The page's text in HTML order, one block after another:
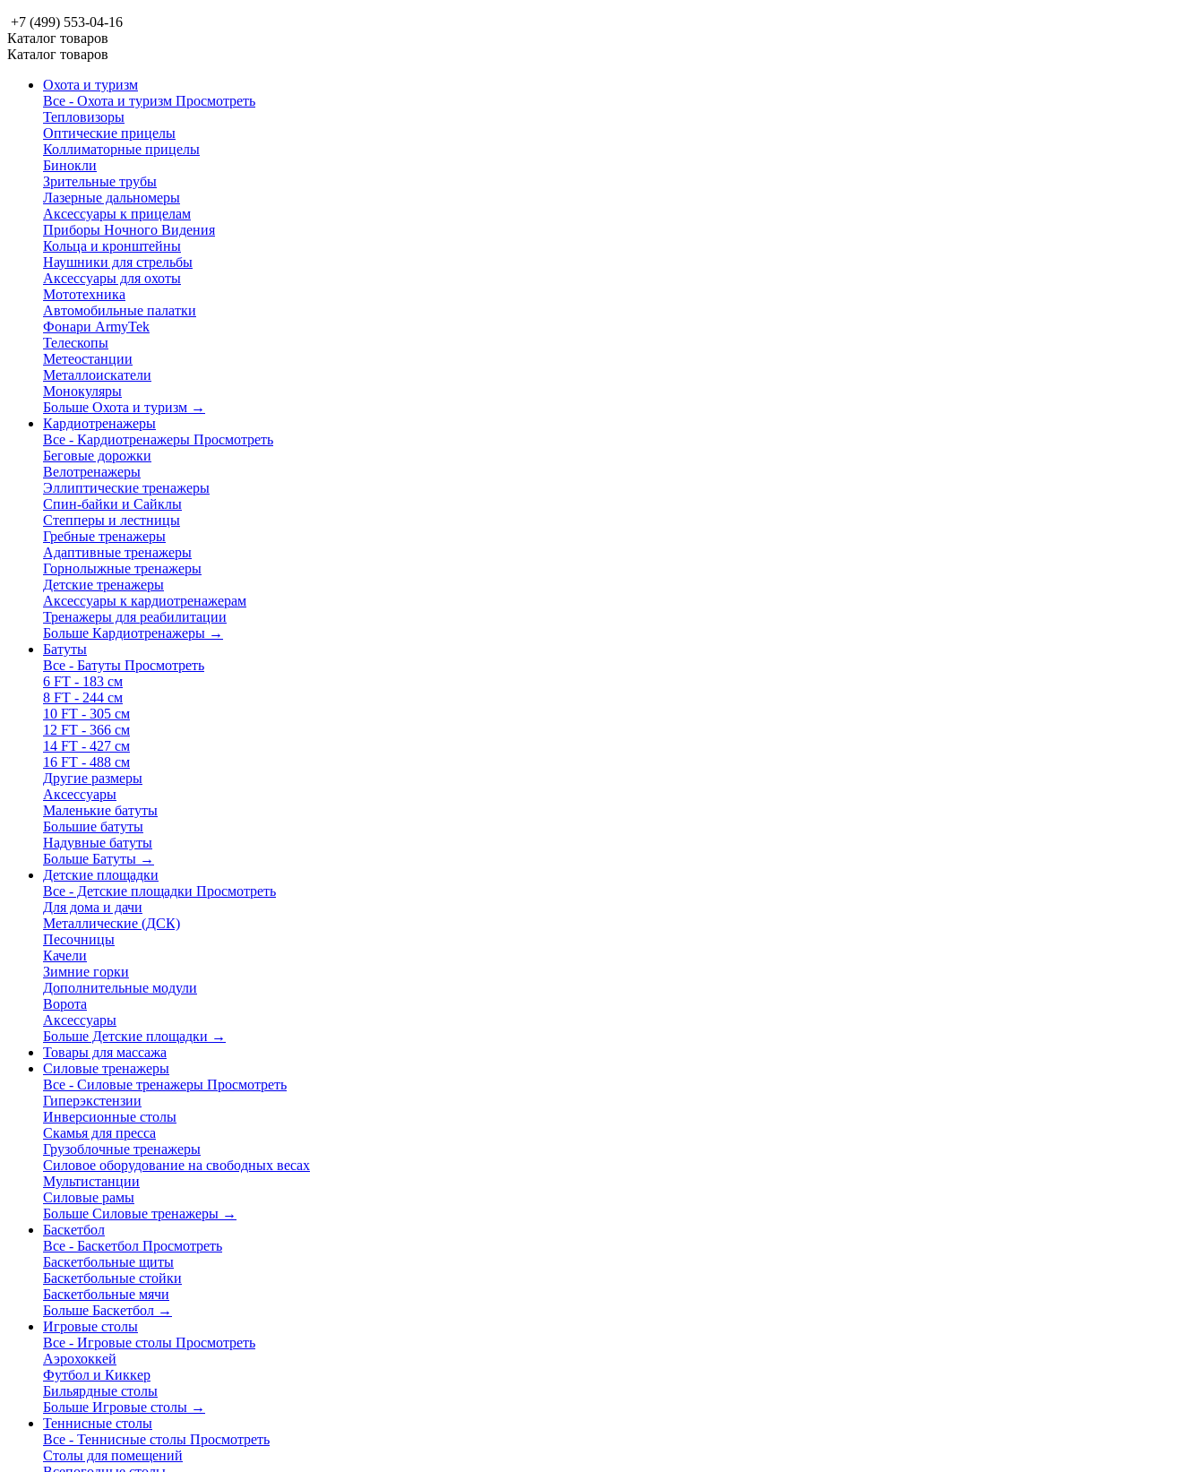
+7 (499) 553-04-16
Каталог товаров
Каталог товаров
Охота и туризм
Все - Охота и туризм Просмотреть
Тепловизоры
Оптические прицелы
Коллиматорные прицелы
Бинокли
Зрительные трубы
Лазерные дальномеры
Аксессуары к прицелам
Приборы Ночного Видения
Кольца и кронштейны
Наушники для стрельбы
Аксессуары для охоты
Мототехника
Автомобильные палатки
Фонари ArmyTek
Телескопы
Метеостанции
Металлоискатели
Монокуляры
Больше Охота и туризм →
Кардиотренажеры
Все - Кардиотренажеры Просмотреть
Беговые дорожки
Велотренажеры
Эллиптические тренажеры
Спин-байки и Сайклы
Степперы и лестницы
Гребные тренажеры
Адаптивные тренажеры
Горнолыжные тренажеры
Детские тренажеры
Аксессуары к кардиотренажерам
Тренажеры для реабилитации
Больше Кардиотренажеры →
Батуты
Все - Батуты Просмотреть
6 FT - 183 см
8 FT - 244 см
10 FT - 305 см
12 FT - 366 см
14 FT - 427 см
16 FT - 488 см
Другие размеры
Аксессуары
Маленькие батуты
Большие батуты
Надувные батуты
Больше Батуты →
Детские площадки
Все - Детские площадки Просмотреть
Для дома и дачи
Металлические (ДСК)
Песочницы
Качели
Зимние горки
Дополнительные модули
Ворота
Аксессуары
Больше Детские площадки →
Товары для массажа
Силовые тренажеры
Все - Силовые тренажеры Просмотреть
Гиперэкстензии
Инверсионные столы
Скамья для пресса
Грузоблочные тренажеры
Силовое оборудование на свободных весах
Мультистанции
Силовые рамы
Больше Силовые тренажеры →
Баскетбол
Все - Баскетбол Просмотреть
Баскетбольные щиты
Баскетбольные стойки
Баскетбольные мячи
Больше Баскетбол →
Игровые столы
Все - Игровые столы Просмотреть
Аэрохоккей
Футбол и Киккер
Бильярдные столы
Больше Игровые столы →
Теннисные столы
Все - Теннисные столы Просмотреть
Столы для помещений